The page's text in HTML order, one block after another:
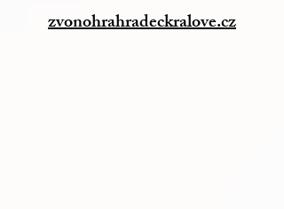
zvonohrahradeckralove.cz